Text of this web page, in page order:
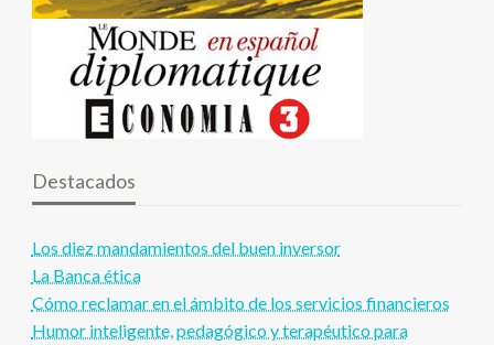
Destacados
Los diez mandamientos del buen inversor
La Banca ética
Cómo reclamar en el ámbito de los servicios financieros
Humor inteligente, pedagógico y terapéutico para